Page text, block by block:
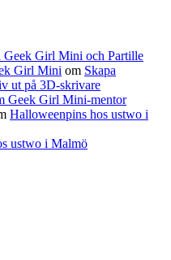
Geek Girl Mini och Partille
Girl Mini om Skapa
ut på 3D-skrivare
Geek Girl Mini-mentor
Halloweenpins hos ustwo i
ustwo i Malmö